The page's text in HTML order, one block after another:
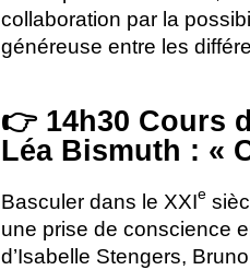
collaboration par la
généreuse entre les
👉 14h30 Cours
Léa Bismuth : «
Basculer dans le XXIe
une prise de conscience
d’Isabelle Stengers,